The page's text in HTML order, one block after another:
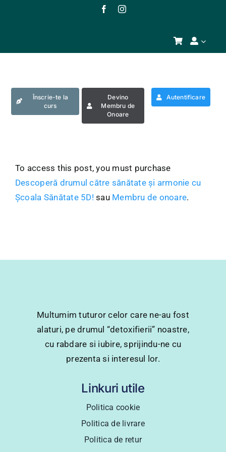
Înscrie-te la
curs
Devino
Membru de
Onoare
Autentificare
To access this post, you must purchase
Descoperă drumul către sănătate și armonie cu
Școala Sănătate 5D! sau Membru de onoare.
Multumim tuturor celor care ne-au fost
alaturi, pe drumul “detoxifierii” noastre,
cu rabdare si iubire, sprijindu-ne cu
prezenta si interesul lor.
Linkuri utile
Politica cookie
Politica de livrare
Politica de retur